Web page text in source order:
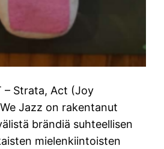
– Strata, Act (Joy
Jazz on rakentanut
brändiä suhteellisen
mielenkiintoisten